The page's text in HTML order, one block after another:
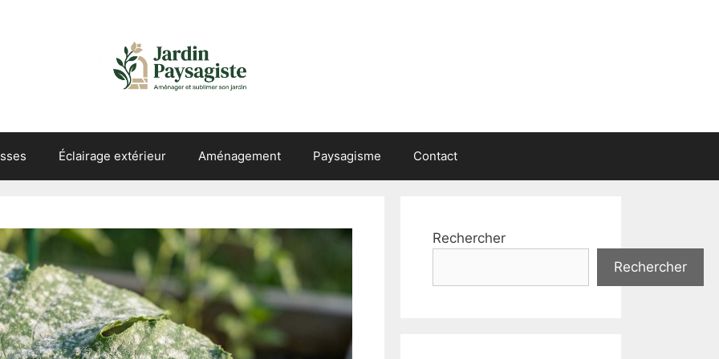
Éclairage extérieur Aménagement Paysagisme Contact
Rechercher
Rechercher